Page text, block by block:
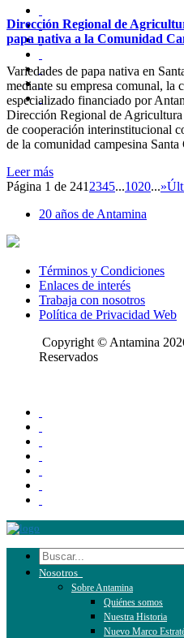
Dirección Regional de
papa nativa a la Comunidad
Variedades de papa nativa en
mediante su empresa comunal, la
especializado financiado por
Dirección Regional de
de cooperación interinstitucional
de la comunidad campesina
Leer más
Página 1 de 241 2345...1020...»
20 años de Antamina
Términos y Condiciones
Enlaces de interés
Trabaja con nosotros
Política de Privacidad Web
Copyright © Antamina
Reservados
Nosotros
Sobre Antamina
Quiénes somos
Nuestra Historia
Nuevo Marco